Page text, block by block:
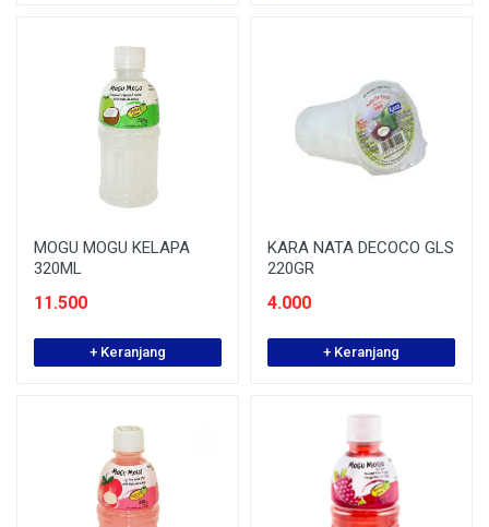
MOGU MOGU KELAPA
320ML
11.500
+ Keranjang
KARA NATA DECOCO GLS
220GR
4.000
+ Keranjang